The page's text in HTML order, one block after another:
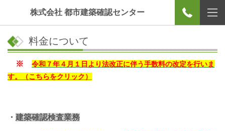
株式会社 都市建築確認センター
料金について
※
令和７年４月１日より法改正に伴う手数料の改定を行いま
す。（こちらをクリック）
・ 建築確認検査業務